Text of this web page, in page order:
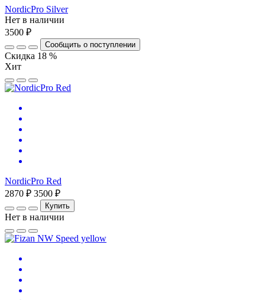
NordicPro Silver
Нет в наличии
3500 ₽
Сообщить о поступлении
Скидка 18 %
Хит
NordicPro Red
2870 ₽ 3500 ₽
Купить
Нет в наличии